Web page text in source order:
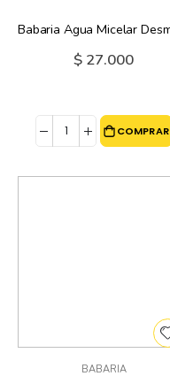
$ 27.000
COMPRAR
BABARIA